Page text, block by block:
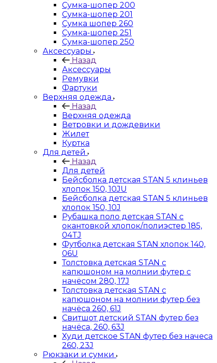
Сумка-шопер 200
Сумка-шопер 201
Сумка шопер 260
Сумка-шопер 251
Сумка-шопер 250
Аксессуары
Назад
Аксессуары
Ремувки
Фартуки
Верхняя одежда
Назад
Верхняя одежда
Ветровки и дождевики
Жилет
Куртка
Для детей
Назад
Для детей
Бейсболка детская STAN 5 клиньев
хлопок 150, 10JU
Бейсболка детская STAN 5 клиньев
хлопок 150, 10J
Рубашка поло детская STAN с
окантовкой хлопок/полиэстер 185,
04TJ
Футболка детская STAN хлопок 140,
06U
Толстовка детская STAN с
капюшоном на молнии футер с
начёсом 280, 17J
Толстовка детская STAN с
капюшоном на молнии футер без
начёса 260, 61J
Свитшот детский STAN футер без
начёса, 260, 63J
Худи детское STAN футер без начеса
260, 23J
Рюкзаки и сумки